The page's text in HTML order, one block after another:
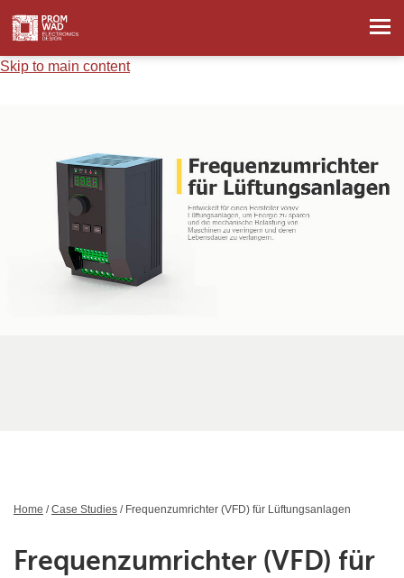
Skip to main content
Home /Case Studies / Frequenzumrichter (VFD) für Lüftungsanlagen
Frequenzumrichter (VFD) für